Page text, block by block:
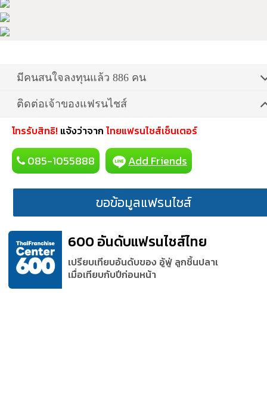
มีคนสนใจลงทุนแล้ว 886 คน
ติดต่อเจ้าของแฟรนไชส์
โทรรับสิทธิ! แจ้งว่าจาก ไทยแฟรนไชส์เซ็นเตอร์
085-1055888 Add Friends
ขอข้อมูลแฟรนไชส์
600 อันดับแฟรนไชส์ไทย
เปรียบเทียบอันดับของ อู้ฟู่ ลูกชิ้นปลาเ
เมื่อเทียบกับปีก่อนหน้า